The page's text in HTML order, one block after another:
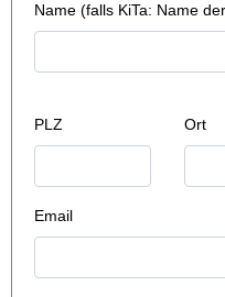
Name (falls KiTa: Name
PLZ Ort
Email